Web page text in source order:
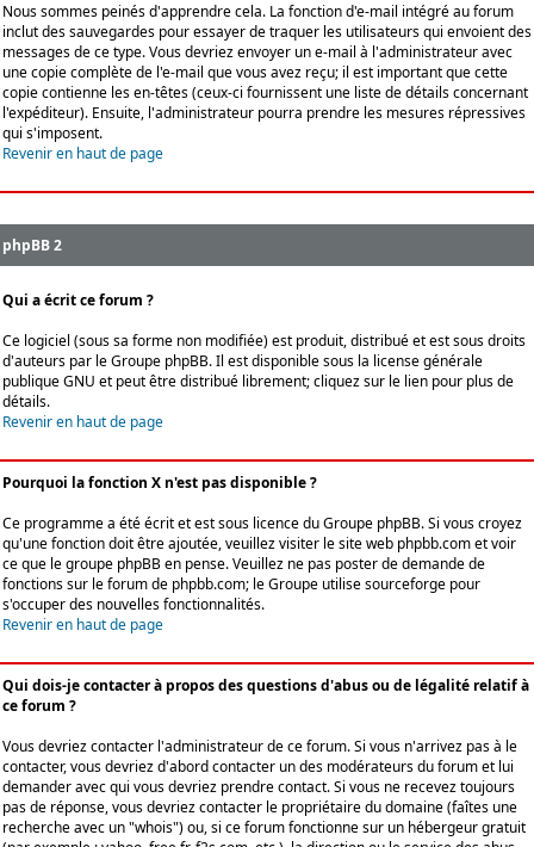
Nous sommes peinés d'apprendre cela. La fonction d'e-mail intégré au forum
inclut des sauvegardes pour essayer de traquer les utilisateurs qui envoient des
messages de ce type. Vous devriez envoyer un e-mail à l'administrateur avec
une copie complète de l'e-mail que vous avez reçu; il est important que cette
copie contienne les en-têtes (ceux-ci fournissent une liste de détails concernant
l'expéditeur). Ensuite, l'administrateur pourra prendre les mesures répressives
qui s'imposent.
Revenir en haut de page
phpBB 2
Qui a écrit ce forum ?
Ce logiciel (sous sa forme non modifiée) est produit, distribué et est sous droits
d'auteurs par leGroupe phpBB. Il est disponible sous la license générale
publique GNU et peut être distribué librement; cliquez sur le lien pour plus de
détails.
Revenir en haut de page
Pourquoi la fonction X n'est pas disponible ?
Ce programme a été écrit et est sous licence du Groupe phpBB. Si vous croyez
qu'une fonction doit être ajoutée, veuillez visiter le site web phpbb.com et voir
ce que le groupe phpBB en pense. Veuillez ne pas poster de demande de
fonctions sur le forum de phpbb.com; le Groupe utilise sourceforge pour
s'occuper des nouvelles fonctionnalités.
Revenir en haut de page
Qui dois-je contacter à propos des questions d'abus ou de légalité relatif à
ce forum ?
Vous devriez contacter l'administrateur de ce forum. Si vous n'arrivez pas à le
contacter, vous devriez d'abord contacter un des modérateurs du forum et lui
demander avec qui vous devriez prendre contact. Si vous ne recevez toujours
pas de réponse, vous devriez contacter le propriétaire du domaine (faîtes une
recherche avec un "whois") ou, si ce forum fonctionne sur un hébergeur gratuit